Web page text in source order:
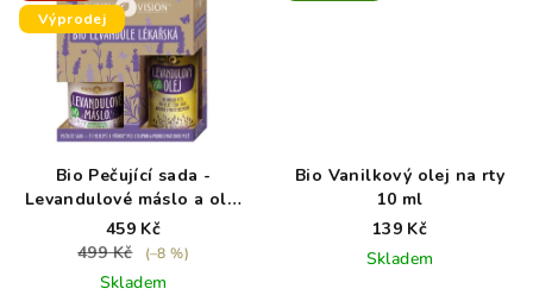
Výprodej
Bio Pečující sada -
Levandulové máslo a olej
- exp. 8/26
459 Kč
499 Kč
(–8 %)
Skladem
Bio Vanilkový olej na rty
10 ml
139 Kč
Skladem